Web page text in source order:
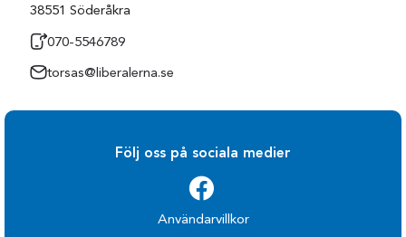
38551 Söderåkra
070-5546789
torsas@liberalerna.se
Följ oss på sociala medier
Användarvillkor